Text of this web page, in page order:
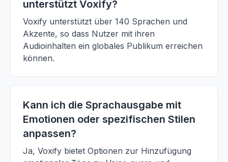
unterstützt Voxify?
Voxify unterstützt über 140 Sprachen und
Akzente, so dass Nutzer mit ihren
Audioinhalten ein globales Publikum erreichen
können.
Kann ich die Sprachausgabe mit
Emotionen oder spezifischen Stilen
anpassen?
Ja, Voxify bietet Optionen zur Hinzufügung